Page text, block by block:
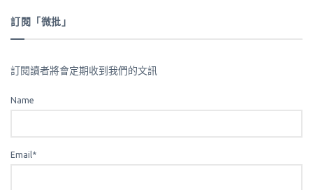
訂閱「微批」
訂閱讀者將會定期收到我們的文訊
Name
Email*